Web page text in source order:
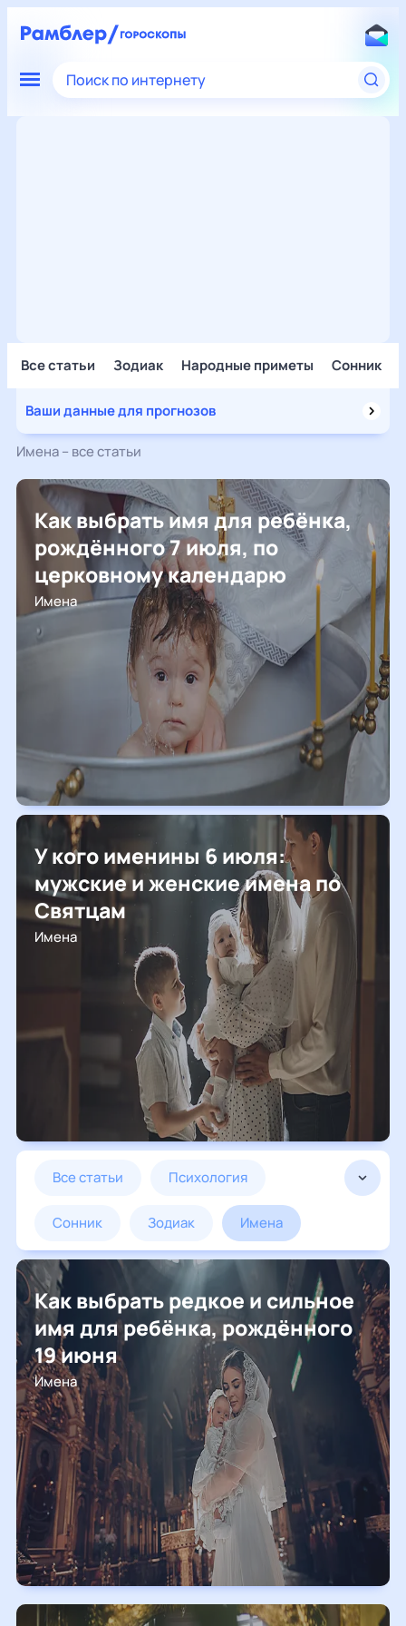
Поиск по интернету
Все статьи Зодиак Народные приметы Сонник
Ваши данные для прогнозов
Имена – все статьи
Как выбрать имя для ребёнка,
рождённого 7 июля, по
церковному календарю
Имена
У кого именины 6 июля:
мужские и женские имена по
Святцам
Имена
все статьи психология
сонник зодиак имена
нумерология
восточный гороскоп
лунный календарь гадания
дизайн человека календарь майя
ретроградный меркурий 2020 год
2021 год ванга гороскопы
астрошкола предсказания
народные приметы тесты
Как выбрать редкое и сильное
имя для ребёнка, рождённого
19 июня
Имена